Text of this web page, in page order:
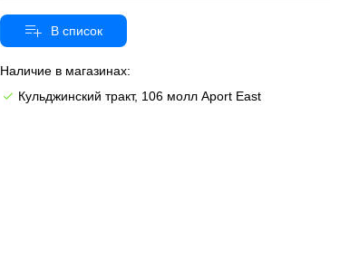
Наличие в магазинах:
Кульджинский тракт, 106 молл Aport East